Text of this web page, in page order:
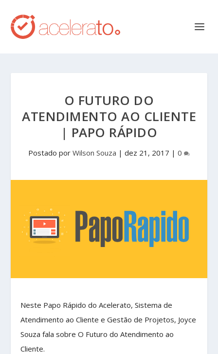
O FUTURO DO
ATENDIMENTO AO CLIENTE
| PAPO RÁPIDO
Postado por Wilson Souza | dez 21, 2017 | 0
Neste Papo Rápido do Acelerato, Sistema de
Atendimento ao Cliente e Gestão de Projetos, Joyce
Souza fala sobre O Futuro do Atendimento ao
Cliente.